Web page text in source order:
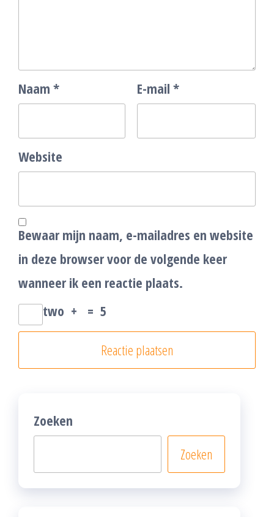
Naam * E-mail *
Website
Bewaar mijn naam, e-mailadres en website
in deze browser voor de volgende keer
wanneer ik een reactie plaats.
two + = 5
Zoeken
Zoeken